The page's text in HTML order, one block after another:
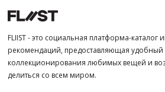
FLIIST - это социальная платформа-каталог
рекомендаций, предоставляющая удобный
коллекционирования любимых вещей и
делиться со всем миром.